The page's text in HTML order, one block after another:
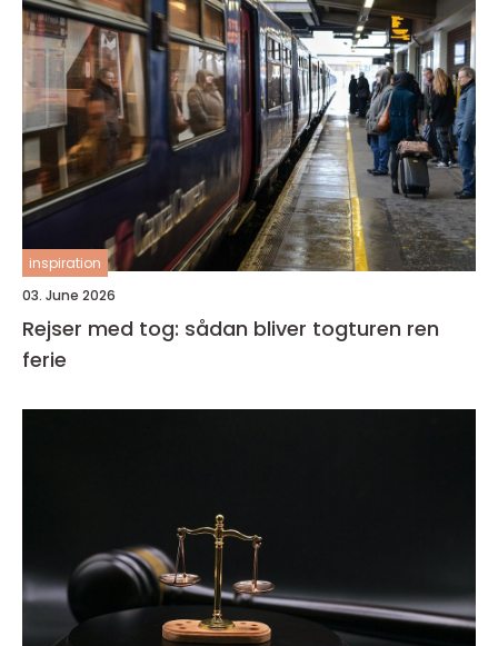
inspiration
03. June 2026
Rejser med tog: sådan bliver togturen ren
ferie